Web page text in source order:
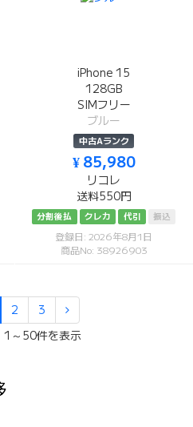
iPhone 15
128GB
SIMフリー
ブルー
中古Aランク
¥ 85,980
リコレ
送料550円
分割後払 クレカ 代引 振込
登録日: 2026年8月1日
商品No: 38926903
2
3
～50件を表示